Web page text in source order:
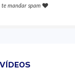
te mandar spam